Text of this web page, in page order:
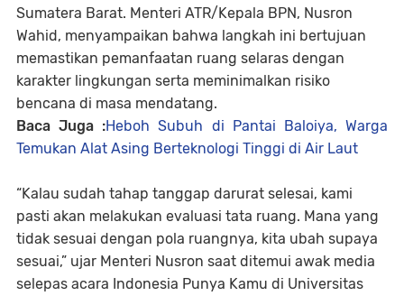
Sumatera Barat. Menteri ATR/Kepala BPN, Nusron
Wahid, menyampaikan bahwa langkah ini bertujuan
memastikan pemanfaatan ruang selaras dengan
karakter lingkungan serta meminimalkan risiko
bencana di masa mendatang.
Baca Juga :Heboh Subuh di Pantai Baloiya, Warga
Temukan Alat Asing Berteknologi Tinggi di Air Laut
“Kalau sudah tahap tanggap darurat selesai, kami
pasti akan melakukan evaluasi tata ruang. Mana yang
tidak sesuai dengan pola ruangnya, kita ubah supaya
sesuai,” ujar Menteri Nusron saat ditemui awak media
selepas acara Indonesia Punya Kamu di Universitas